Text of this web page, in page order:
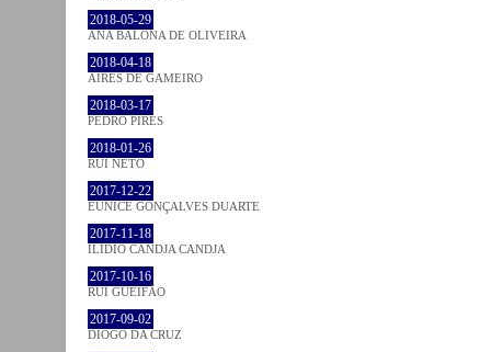
2018-05-29
ANA BALONA DE OLIVEIRA
2018-04-18
AIRES DE GAMEIRO
2018-03-17
PEDRO PIRES
2018-01-26
RUI NETO
2017-12-22
EUNICE GONÇALVES DUARTE
2017-11-18
ILIDIO CANDJA CANDJA
2017-10-16
RUI GUEIFÃO
2017-09-02
DIOGO DA CRUZ